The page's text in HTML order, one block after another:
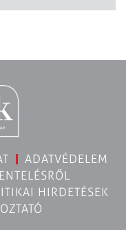
ADATVÉDELEM
HIRDETÉSEK